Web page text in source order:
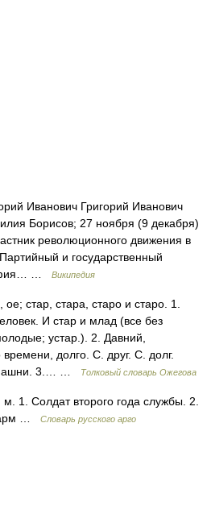
Иванович Григорий Иванович
Борисов; 27 ноября (9 декабря)
революционного движения в
и государственный
…
Википедия
стар, стара, старо и старо. 1.
И стар и млад (все без
устар.). 2. Давний,
долго. С. друг. С. долг.
пашни. 3.… …
Толковый словарь Ожегова
1. Солдат второго года службы. 2.
арм …
Словарь русского арго